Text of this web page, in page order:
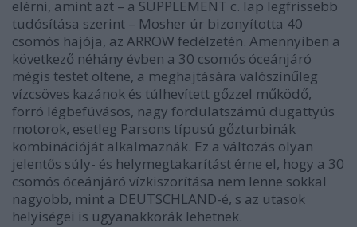
elérni, amint azt – a SUPPLEMENT c. lap legfrissebb
tudósítása szerint – Mosher úr bizonyította 40
csomós hajója, az ARROW fedélzetén. Amennyiben a
következő néhány évben a 30 csomós óceánjáró
mégis testet öltene, a meghajtására valószínűleg
vízcsöves kazánok és túlhevített gőzzel működő,
forró légbefúvásos, nagy fordulatszámú dugattyús
motorok, esetleg Parsons típusú gőzturbinák
kombinációját alkalmaznák. Ez a változás olyan
jelentős súly- és helymegtakarítást érne el, hogy a 30
csomós óceánjáró vízkiszorítása nem lenne sokkal
nagyobb, mint a DEUTSCHLAND-é, s az utasok
helyiségei is ugyanakkorák lehetnek.